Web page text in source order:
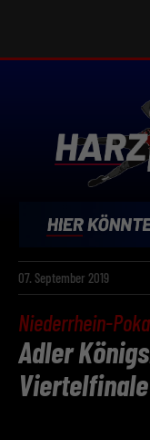
07. September 2019
Niederrhein-
Adler
Viertelfinale